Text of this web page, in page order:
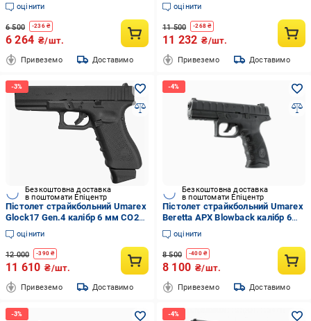
оцінити
6 500 -236₴
6 264 ₴/шт.
Привеземо Доставимо
оцінити
11 500 -268₴
11 232 ₴/шт.
Привеземо Доставимо
Безкоштовна доставка
в поштомати Епіцентр
Пістолет страйкбольний Umarex
Glock17 Gen.4 калібр 6 мм CO2
Blowback (1003985)
оцінити
12 000 -390 ₴
11 610 ₴/шт.
Привеземо Доставимо
Безкоштовна доставка
в поштомати Епіцентр
Пістолет страйкбольний Umarex
Beretta APX Blowback калібр 6
мм (stvo1004222)
оцінити
8 500 -400₴
8 100 ₴/шт.
Привеземо Доставимо